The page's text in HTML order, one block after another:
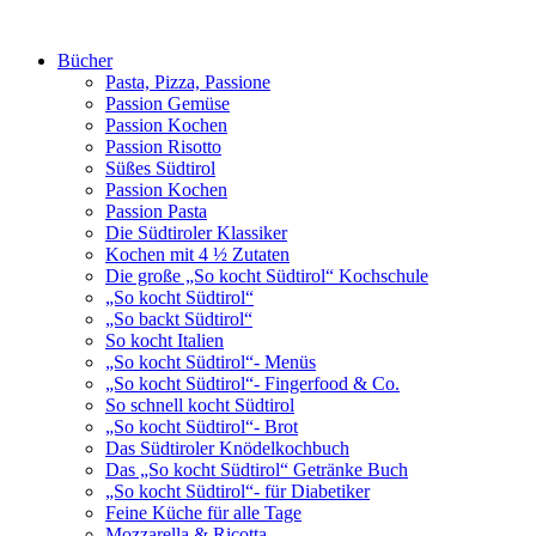
Bücher
Pasta, Pizza, Passione
Passion Gemüse
Passion Kochen
Passion Risotto
Süßes Südtirol
Passion Kochen
Passion Pasta
Die Südtiroler Klassiker
Kochen mit 4 ½ Zutaten
Die große „So kocht Südtirol“ Kochschule
„So kocht Südtirol“
„So backt Südtirol“
So kocht Italien
„So kocht Südtirol“- Menüs
„So kocht Südtirol“- Fingerfood & Co.
So schnell kocht Südtirol
„So kocht Südtirol“- Brot
Das Südtiroler Knödelkochbuch
Das „So kocht Südtirol“ Getränke Buch
„So kocht Südtirol“- für Diabetiker
Feine Küche für alle Tage